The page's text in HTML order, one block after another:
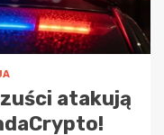
atakują